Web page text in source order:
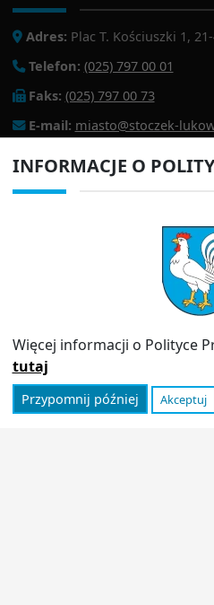
Adres: Plac T. Kościuszki 1,
Telefon: (025) 797 00 01
Faks: (025) 797 00 73
E-mail: miasto@stoczek-
PRZYDATNE LINKI
Polityka prywatności
Informator
INFORMACJE O
Więcej informacji o Polityce
tutaj
Przypomnij później Akceptuj